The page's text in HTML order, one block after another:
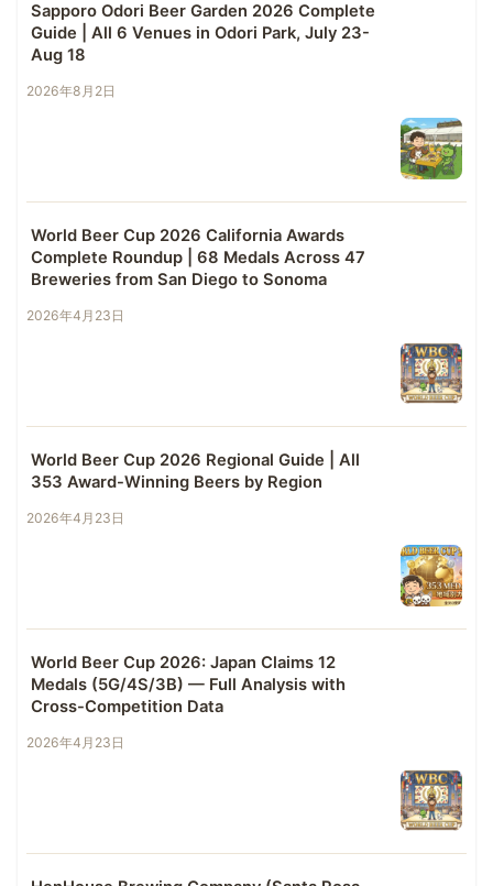
Sapporo Odori Beer Garden 2026 Complete
Guide | All 6 Venues in Odori Park, July 23-
Aug 18
2026年8月2日
World Beer Cup 2026 California Awards
Complete Roundup | 68 Medals Across 47
Breweries from San Diego to Sonoma
2026年4月23日
World Beer Cup 2026 Regional Guide | All
353 Award-Winning Beers by Region
2026年4月23日
World Beer Cup 2026: Japan Claims 12
Medals (5G/4S/3B) — Full Analysis with
Cross-Competition Data
2026年4月23日